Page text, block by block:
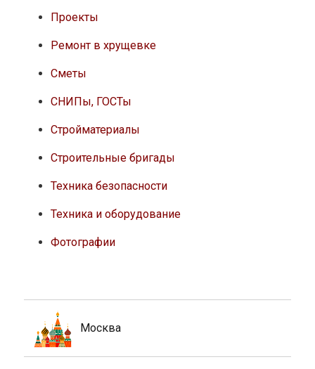
Проекты
Ремонт в хрущевке
Сметы
СНИПы, ГОСТы
Стройматериалы
Строительные бригады
Техника безопасности
Техника и оборудование
Фотографии
Москва